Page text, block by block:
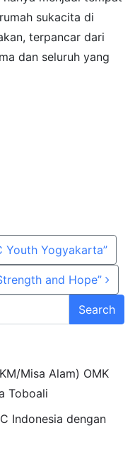
sukacita di
terpancar dari
dan seluruh yang
Youth Yogyakarta”
and Hope”
Misa Alam) OMK
Toboali
Indonesia dengan